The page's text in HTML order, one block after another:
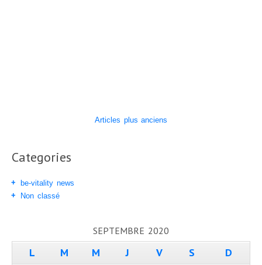
Articles plus anciens
Categories
be-vitality news
Non classé
SEPTEMBRE 2020
L M M J V S D